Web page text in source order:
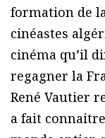
formation de
cinéastes
cinéma qu’il
regagner la
René Vautier
a fait